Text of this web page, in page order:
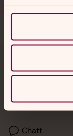
Akut samtals-
med en präst på
Chatt